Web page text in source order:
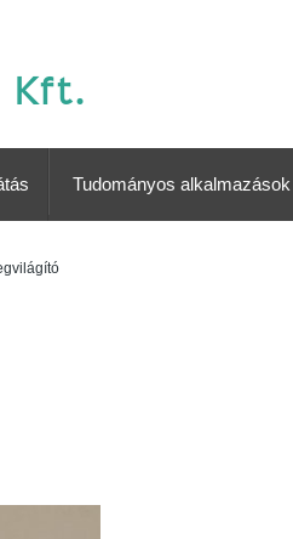
Kft.
Tudományos alkalmazások